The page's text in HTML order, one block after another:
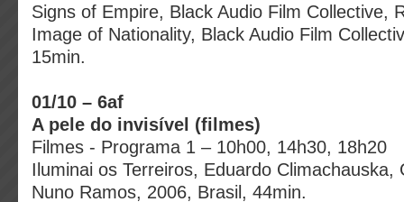
Signs of Empire, Black Audio Film Collective,
Image of Nationality, Black Audio Film
15min.
01/10 – 6af
A pele do invisível (filmes)
Filmes - Programa 1 – 10h00, 14h30, 18h20
Iluminai os Terreiros, Eduardo Climachauska,
Nuno Ramos, 2006, Brasil, 44min.